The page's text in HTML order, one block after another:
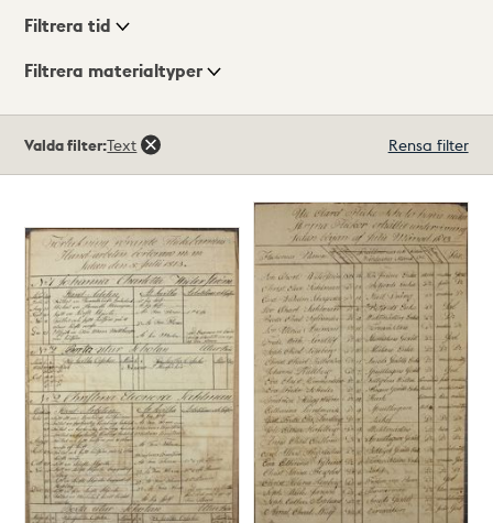
Visningsläge
Filtrera tid
Filtrera materialtyper
träffar
Valda filter:Text Rensa filter